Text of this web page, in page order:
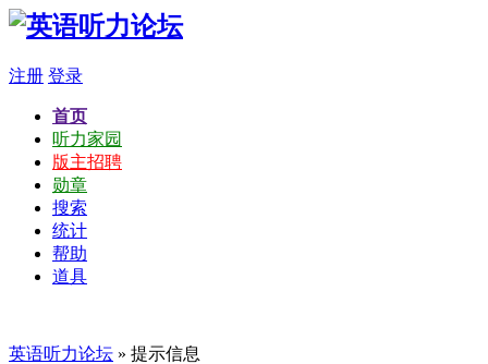
注册 登录
首页
听力家园
版主招聘
勋章
搜索
统计
帮助
道具
英语听力论坛 » 提示信息